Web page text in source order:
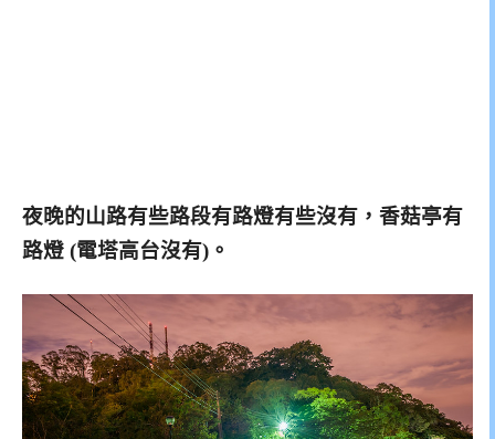
夜晚的山路有些路段有路燈有些沒有，香菇亭有
路燈 (電塔高台沒有)。